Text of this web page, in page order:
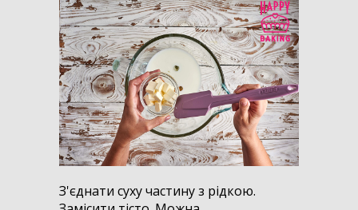
З'єднати суху частину з рідкою.